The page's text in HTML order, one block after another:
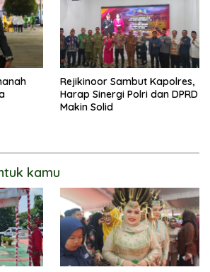
Rejikinoor Sambut Kapolres,
Harap Sinergi Polri dan DPRD
Makin Solid
kamu